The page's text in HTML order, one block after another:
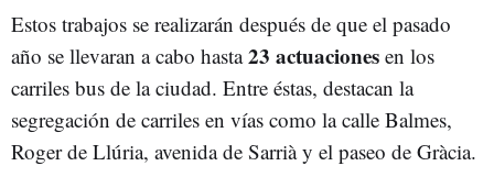
Estos trabajos se realizarán después de que el pasado
año se llevaran a cabo hasta23 actuaciones en los
carriles bus de la ciudad. Entre éstas, destacan la
segregación de carriles en vías como la calle Balmes,
Roger de Llúria, avenida de Sarrià y el paseo de Gràcia.